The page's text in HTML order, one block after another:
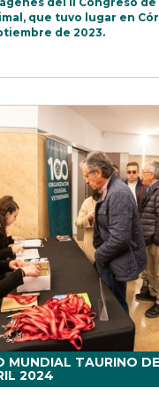
que tuvo lugar en
de 2023.
MUNDIAL TAURINO
2024